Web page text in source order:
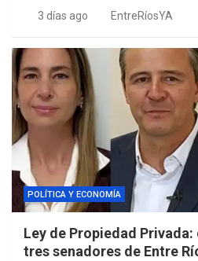
3 días ago EntreRíosYA
POLÍTICA Y ECONOMÍA
Ley de Propiedad
tres senadores de Entre